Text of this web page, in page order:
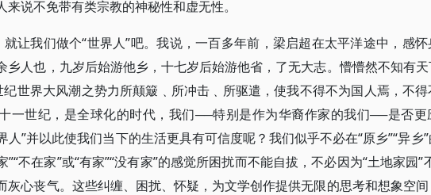
来说不免带有类宗教的神秘性和虚无性。
让我们做个“世界人”吧。我说，一百多年前，梁启超在太平洋途中，感
乡人也，九岁后始游他乡，十七岁后始游他省，了无大志。懵懵然不知有
纪世界大风潮之势力所颠簸﹑所冲击﹑所驱遣，使我不得不为国人焉，不
一世纪，是全球化的时代，我们──特别是作为华裔作家的我们──是否更
人”并以此使我们当下的生活更具有可信度呢？我们似乎不必在“原乡”“异乡
”“不在家”或“有家”“没有家”的感觉所困扰而不能自拔，不必因为“土地家园”
灰心丧气。这些纠缠、困扰、怀疑，为文学创作提供无限的思考和想象空